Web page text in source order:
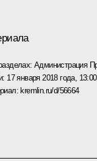
Администрация
17 января 2018 года, 13:00
kremlin.ru/d/56664